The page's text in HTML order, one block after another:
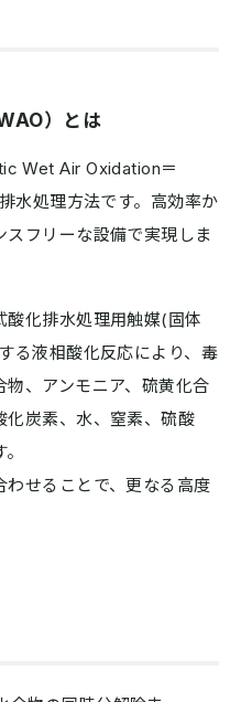
）とは
Wet Air Oxidation＝
水処理方法です。高効率か
フリーな設備で実現しま
酸化排水処理用触媒(固体
る液相酸化反応により、毒
、アンモニア、硫黄化合
化炭素、水、窒素、硫酸
わせることで、更なる高度